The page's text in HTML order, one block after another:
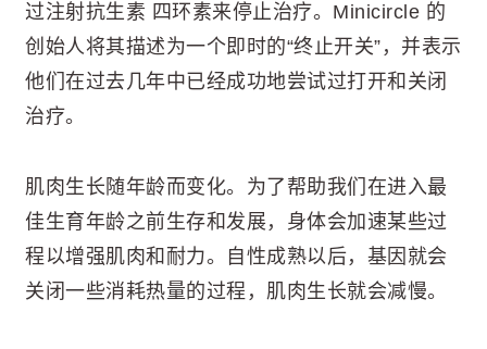
过注射抗生素 四环素来停止治疗。Minicircle 的
创始人将其描述为一个即时的“终止开关”，并表示
他们在过去几年中已经成功地尝试过打开和关闭
治疗。
肌肉生长随年龄而变化。为了帮助我们在进入最
佳生育年龄之前生存和发展，身体会加速某些过
程以增强肌肉和耐力。自性成熟以后，基因就会
关闭一些消耗热量的过程，肌肉生长就会减慢。